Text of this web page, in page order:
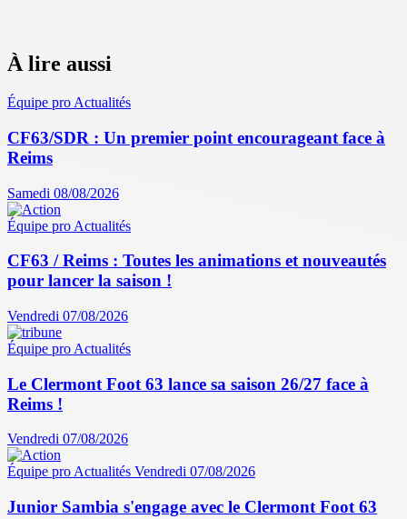
À lire aussi
Équipe pro Actualités
CF63/SDR : Un premier point encourageant face à
Reims
Samedi 08/08/2026
Équipe pro Actualités
CF63 / Reims : Toutes les animations et nouveautés
pour lancer la saison !
Vendredi 07/08/2026
Équipe pro Actualités
Le Clermont Foot 63 lance sa saison 26/27 face à
Reims !
Vendredi 07/08/2026
Équipe proActualités Vendredi 07/08/2026
Junior Sambia s'engage avec le Clermont Foot 63